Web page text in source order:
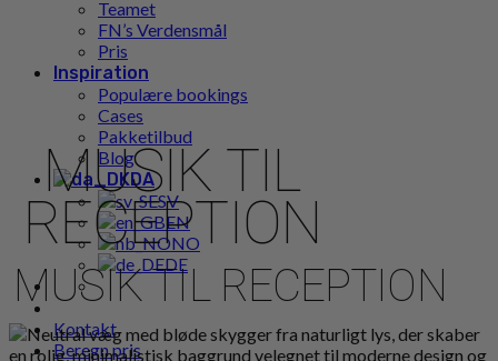
Teamet
FN’s Verdensmål
Pris
Inspiration
Populære bookings
Cases
Pakketilbud
Blog
DA
SV
EN
NO
DE
Kontakt
Beregn pris
MUSIK TIL
RECEPTION
MUSIK TIL RECEPTION